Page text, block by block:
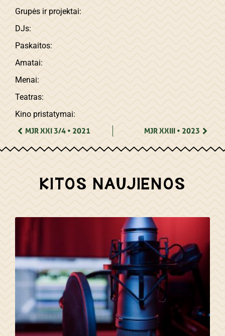
Grupės ir projektai:
DJs:
Paskaitos:
Amatai:
Menai:
Teatras:
Kino pristatymai:
MJR XXI 3/4 • 2021
MJR XXIII • 2023
KITOS NAUJIENOS